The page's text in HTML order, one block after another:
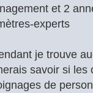
et 2
experts
je trouve
savoir si les
de